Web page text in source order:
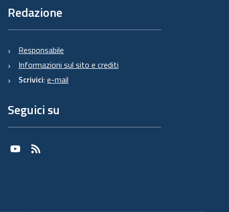
Redazione
Responsabile
Informazioni sul sito e crediti
Scrivici: e-mail
Seguici su
Youtube
RSS